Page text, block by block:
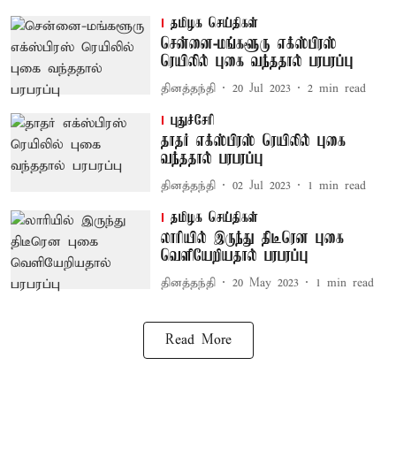
தமிழக செய்திகள்
சென்னை-மங்களூரு எக்ஸ்பிரஸ்
ரெயிலில் புகை வந்ததால் பரபரப்பு
தினத்தந்தி 20 Jul 2023 2 min read
புதுச்சேரி
தாதர் எக்ஸ்பிரஸ் ரெயிலில் புகை
வந்ததால் பரபரப்பு
தினத்தந்தி 02 Jul 2023 1 min read
தமிழக செய்திகள்
லாரியில் இருந்து திடீரென புகை
வெளியேறியதால் பரபரப்பு
தினத்தந்தி 20 May 2023 1 min read
Read More